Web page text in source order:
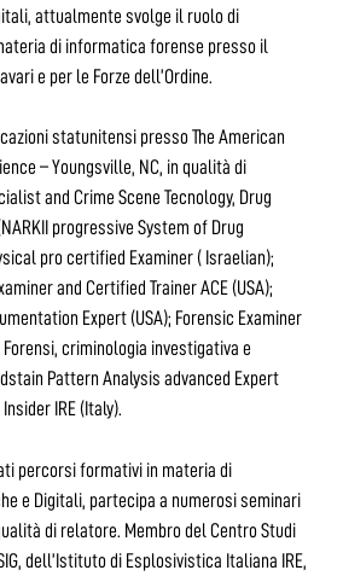
attualmente svolge il ruolo di
di informatica forense presso il
e per le Forze dell’Ordine.
statunitensi presso The American
– Youngsville, NC, in qualità di
and Crime Scene Tecnology, Drug
progressive System of Drug
pro certified Examiner ( Israelian);
and Certified Trainer ACE (USA);
Expert (USA); Forensic Examiner
Forensi, criminologia investigativa e
Pattern Analysis advanced Expert
IRE (Italy).
percorsi formativi in materia di
e Digitali, partecipa a numerosi seminari
di relatore. Membro del Centro Studi
dell’Istituto di Esplosivistica Italiana IRE,